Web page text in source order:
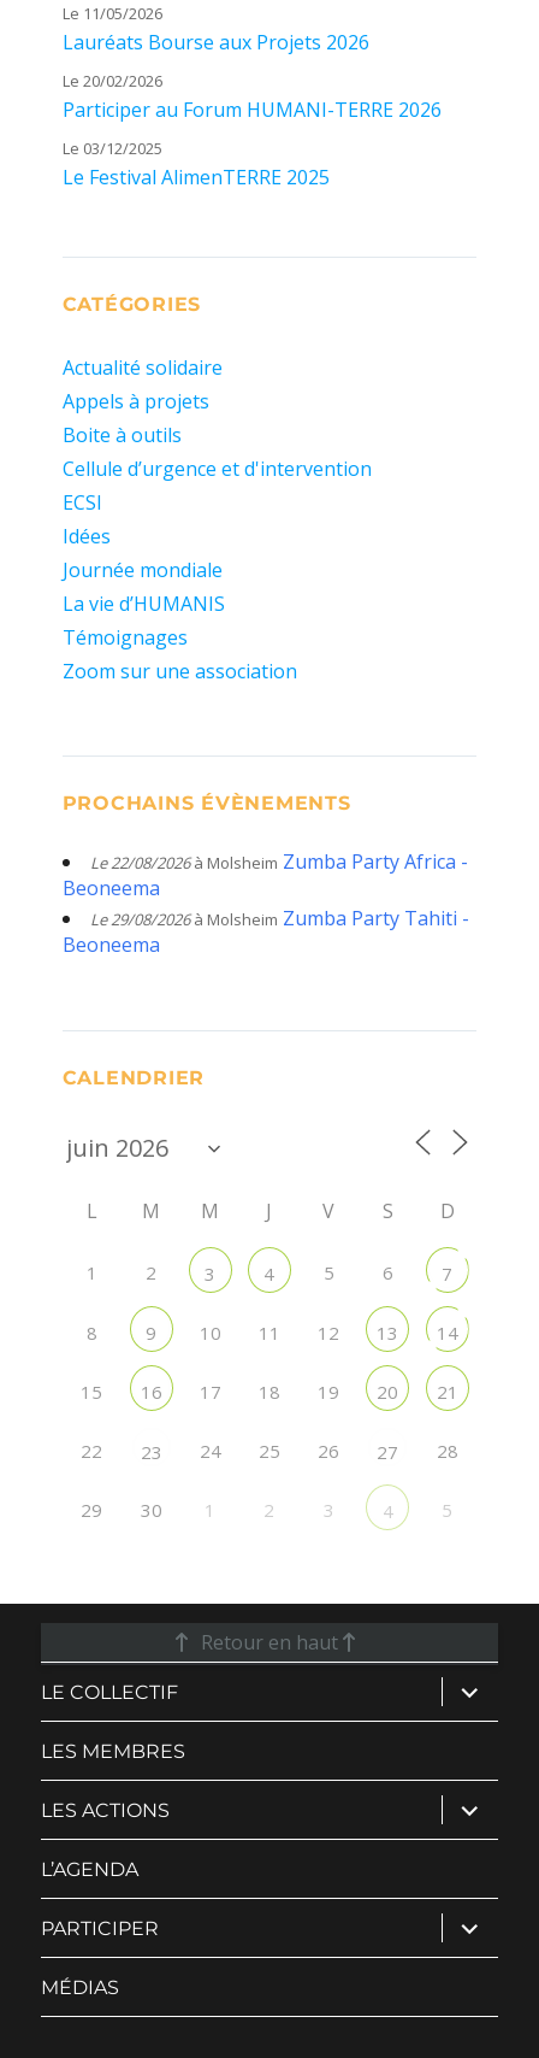
Le 11/05/2026
Lauréats Bourse aux Projets 2026
Le 20/02/2026
Participer au Forum HUMANI-TERRE 2026
Le 03/12/2025
Le Festival AlimenTERRE 2025
CATÉGORIES
Actualité solidaire
Appels à projets
Boite à outils
Cellule d’urgence et d'intervention
ECSI
Idées
Journée mondiale
La vie d’HUMANIS
Témoignages
Zoom sur une association
PROCHAINS ÉVÈNEMENTS
Le 22/08/2026à Molsheim Zumba Party Africa -
Beoneema
Le 29/08/2026à Molsheim Zumba Party Tahiti -
Beoneema
CALENDRIER
L M M J V S D
1 2 3 4 5 6 7
8 9 10 11 12 13 14
15 16 17 18 19 20 21
22 23 24 25 26 27 28
29 30 1 2 3 4 5
Retour en haut
LE COLLECTIF ouvrir
le
sous-
LES MEMBRES
LES ACTIONS ouvrir
le
sous-
L’AGENDA
PARTICIPER ouvrir
le
sous-
MÉDIAS